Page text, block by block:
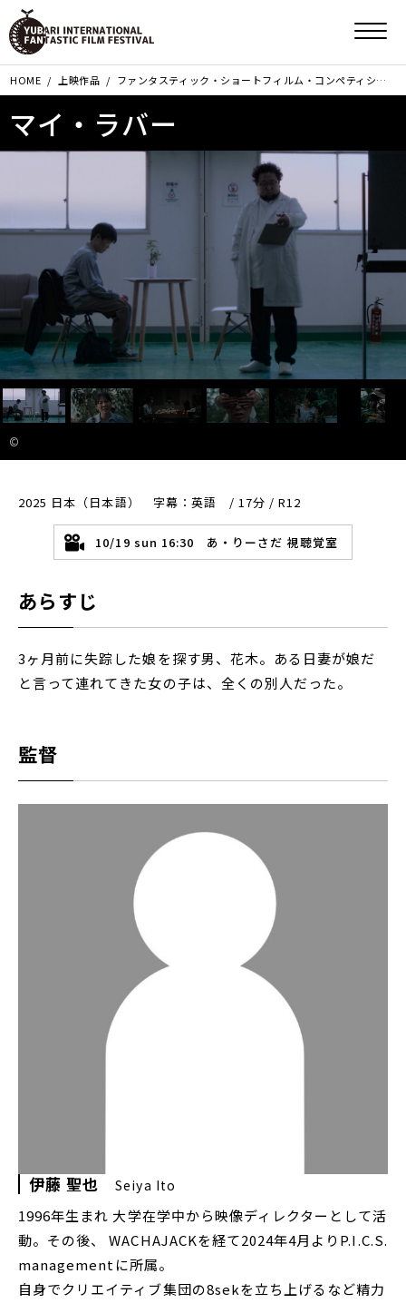
HOME 上映作品 ファンタスティック・ショートフィルム・コンペティション部門
マイ・ラバー
©
2025 日本（日本語） 字幕：英語 / 17分 / R12
10/19 sun 16:30 あ・りーさだ 視聴覚室
あらすじ
3ヶ月前に失踪した娘を探す男、花木。ある日妻が娘だ
と言って連れてきた女の子は、全くの別人だった。
監督
伊藤 聖也Seiya Ito
1996年生まれ 大学在学中から映像ディレクターとして活
動。その後、 WACHAJACKを経て2024年4月よりP.I.C.S.
managementに所属。
自身でクリエイティブ集団の8sekを立ち上げるなど精力